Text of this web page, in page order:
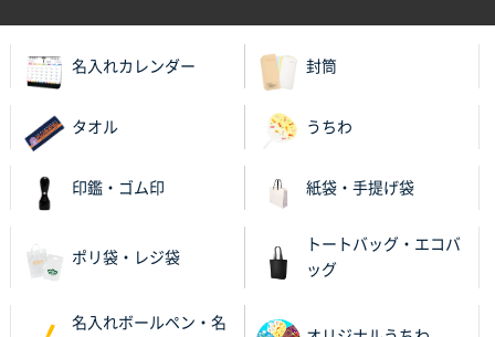
名入れカレンダー 封筒
タオル うちわ
印鑑・ゴム印 紙袋・手提げ袋
ポリ袋・レジ袋
トートバッグ・エコバ
ッグ
名入れボールペン・名